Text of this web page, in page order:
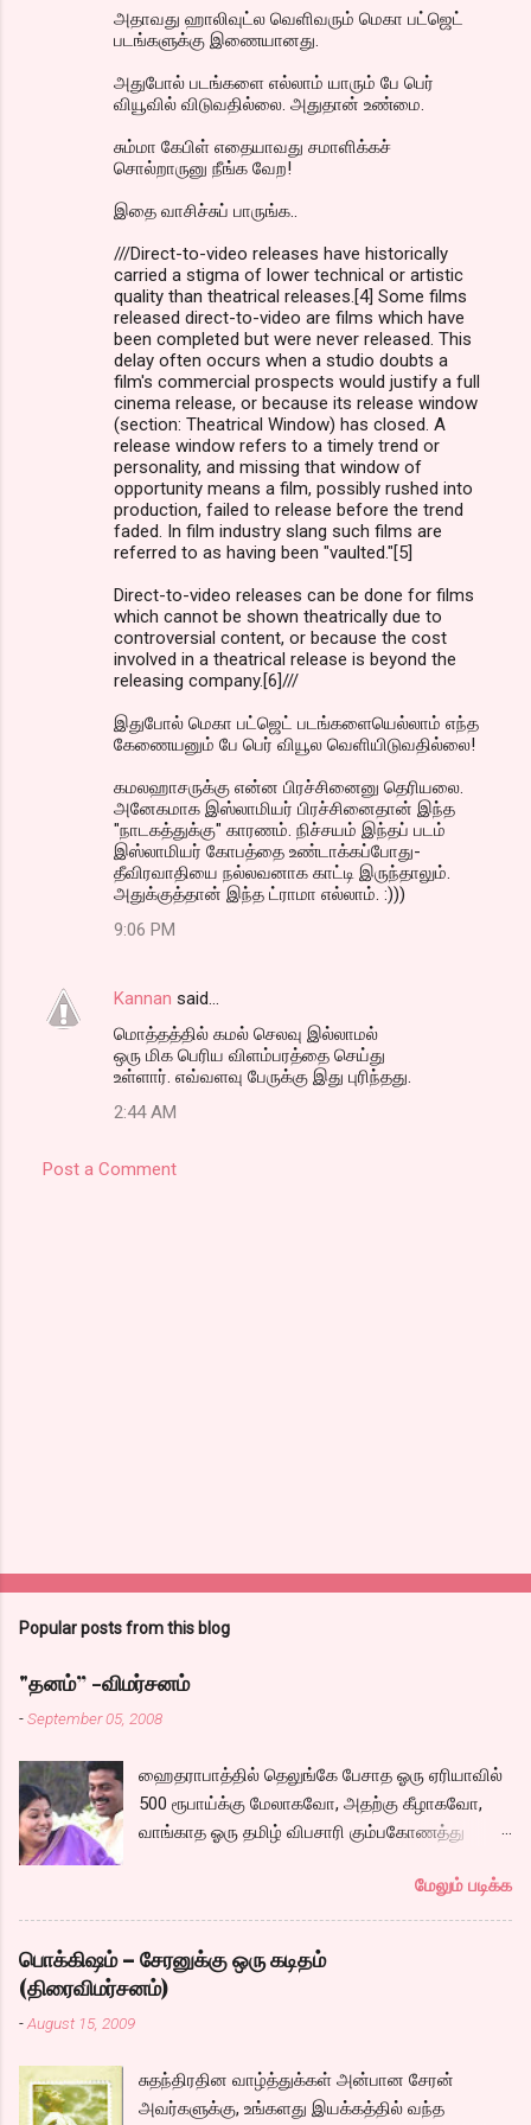
அதாவது ஹாலிவுட்ல வெளிவரும் மெகா பட்ஜெட்
படங்களுக்கு இணையானது.
அதுபோல் படங்களை எல்லாம் யாரும் பே பெர்
வியூவில் விடுவதில்லை. அதுதான் உண்மை.
சும்மா கேபிள் எதையாவது சமாளிக்கச்
சொல்றாருனு நீங்க வேற!
இதை வாசிச்சுப் பாருங்க..
///Direct-to-video releases have historically
carried a stigma of lower technical or artistic
quality than theatrical releases.[4] Some films
released direct-to-video are films which have
been completed but were never released. This
delay often occurs when a studio doubts a
film's commercial prospects would justify a full
cinema release, or because its release window
(section: Theatrical Window) has closed. A
release window refers to a timely trend or
personality, and missing that window of
opportunity means a film, possibly rushed into
production, failed to release before the trend
faded. In film industry slang such films are
referred to as having been "vaulted."[5]
Direct-to-video releases can be done for films
which cannot be shown theatrically due to
controversial content, or because the cost
involved in a theatrical release is beyond the
releasing company.[6]///
இதுபோல் மெகா பட்ஜெட் படங்களையெல்லாம் எந்த
கேணையனும் பே பெர் வியூல வெளியிடுவதில்லை!
கமலஹாசருக்கு என்ன பிரச்சினைனு தெரியலை.
அனேகமாக இஸ்லாமியர் பிரச்சினைதான் இந்த
"நாடகத்துக்கு" காரணம். நிச்சயம் இந்தப் படம்
இஸ்லாமியர் கோபத்தை உண்டாக்கப்போது-
தீவிரவாதியை நல்லவனாக காட்டி இருந்தாலும்.
அதுக்குத்தான் இந்த ட்ராமா எல்லாம். :)))
9:06 PM
Kannan said…
மொத்தத்தில் கமல் செலவு இல்லாமல்
ஒரு மிக பெரிய விளம்பரத்தை செய்து
உள்ளார். எவ்வளவு பேருக்கு இது புரிந்தது.
2:44 AM
Post a Comment
Popular posts from this blog
"தனம்” -விமர்சனம்
-September 05, 2008
ஹைதராபாத்தில் தெலுங்கே பேசாத ஓரு ஏரியாவில்
500 ரூபாய்க்கு மேலாகவோ, அதற்கு கீழாகவோ,
வாங்காத ஓரு தமிழ் விபசாரி கும்பகோணத்து
வாழ்கைபடுகிறாள். அவளுடய வாழ்கை எப்படி
அமைந்தது? என்ற ஓரு நல்ல லைனை , சங்கீதா
தன்னுடய இடுப்பை சுழற்றி, சுழற்றி நடப்பதை போல்
சும்மா, சுத்தி, சுத்தி குழப்பி, நம்பமுடியாத
திரைக்கதையால் சொதப்பி,சங்கீதாவை ஏதோ
க்ளைமாக்ஸில் செய்வதும் கொஞ்சம் அல்ல
ரொம்பவே ஓவர். ஓரு ஆச்சாரமான இளைஞன்
மேலும் படிக்க
பொக்கிஷம் – சேரனுக்கு ஒரு கடிதம்
(திரைவிமர்சனம்)
-August 15, 2009
சுதந்திரதின வாழ்த்துக்கள் அன்பான சேரன்
அவர்களுக்கு, உங்களது இயக்கத்தில் வந்த